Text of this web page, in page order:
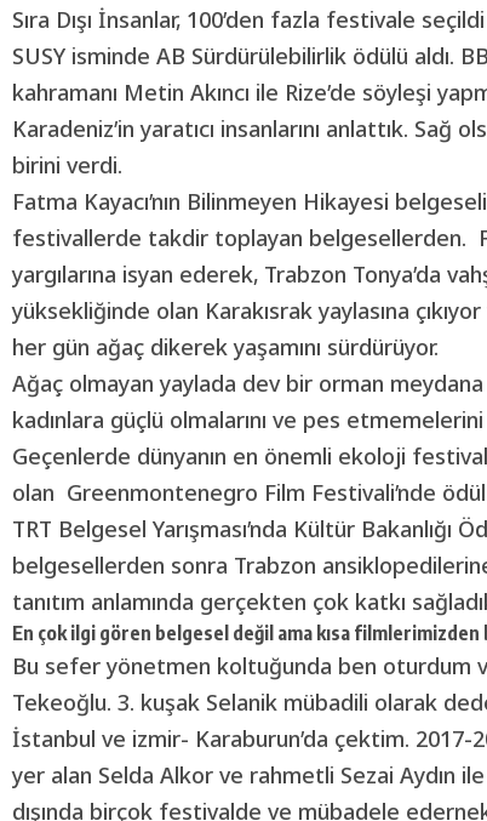
Sıra Dışı İnsanlar, 100’den fazla festivale
SUSY isminde AB Sürdürülebilirlik ödülü aldı.
kahramanı Metin Akıncı ile Rize’de söyleşi
Karadeniz’in yaratıcı insanlarını anlattık. Sağ
birini verdi.
Fatma Kayacı’nın Bilinmeyen Hikayesi
festivallerde takdir toplayan belgesellerden.
yargılarına isyan ederek, Trabzon Tonya’da
yüksekliğinde olan Karakısrak yaylasına
her gün ağaç dikerek yaşamını sürdürüyor.
Ağaç olmayan yaylada dev bir orman meydana
kadınlara güçlü olmalarını ve pes
Geçenlerde dünyanın en önemli ekoloji
olan Greenmontenegro Film Festivali’nde
TRT Belgesel Yarışması’nda Kültür Bakanlığı
belgesellerden sonra Trabzon
tanıtım anlamında gerçekten çok katkı
En çok ilgi gören belgesel değil ama kısa filmlerimizden
Bu sefer yönetmen koltuğunda ben oturdum
Tekeoğlu. 3. kuşak Selanik mübadili olarak
İstanbul ve izmir- Karaburun’da çektim. 2017-
yer alan Selda Alkor ve rahmetli Sezai Aydın
dışında birçok festivalde ve mübadele